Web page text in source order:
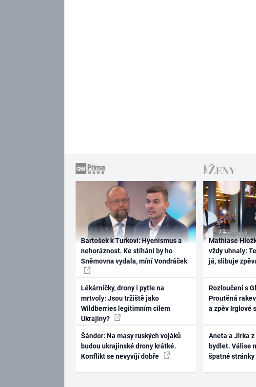
Bartošek k Turkovi: Hyenismus a
nehoráznost. Ke stíhání by ho
Sněmovna vydala, míní Vondráček
Lékárničky, drony i pytle na
mrtvoly: Jsou tržiště jako
Wildberries legitimním cílem
Ukrajiny?
Šándor: Na masy ruských vojáků
budou ukrajinské drony krátké.
Konflikt se nevyvíjí dobře
Mathiase
vždy uhnaly:
já, slibuje
Rozloučení s
Proutěná
a zpěv Irglové
Aneta a Jirka
bydlet. Válise
špatné stránky